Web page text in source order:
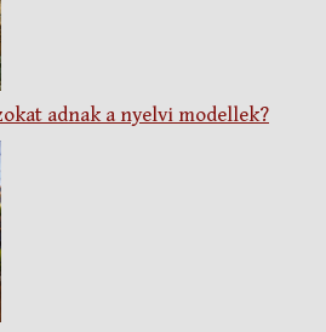
adnak a nyelvi modellek?